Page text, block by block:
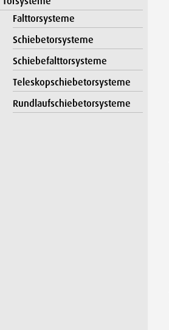
Falttorsysteme
Schiebetorsysteme
Schiebefalttorsysteme
Teleskopschiebetorsysteme
Rundlaufschiebetorsysteme